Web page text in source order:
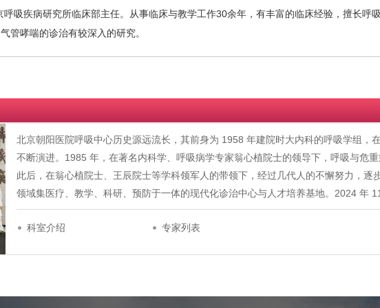
疾病研究所临床部主任。从事临床与教学工作30余年，有丰富的临床经验，擅长呼
管哮喘的诊治有较深入的研究。
北京朝阳医院呼吸中心历史源远流长，其前身为 1958 年建院时大内科的呼吸学组，
不断演进。1985 年，在著名内科学、呼吸病学专家翁心植院士的领导下，呼吸与危重
此后，在翁心植院士、王辰院士等学科领军人的带领下，经过几代人的不懈努力，逐
领域集医疗、教学、科研、预防于一体的现代化诊治中心与人才培养基地。2024 年
科室介绍 专家列表